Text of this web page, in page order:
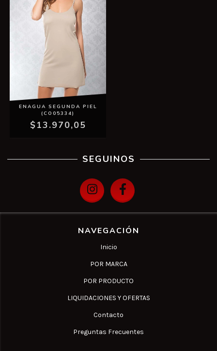
ENAGUA SEGUNDA PIEL
(CO05334)
$13.970,05
SEGUINOS
NAVEGACIÓN
Inicio
POR MARCA
POR PRODUCTO
LIQUIDACIONES Y OFERTAS
Contacto
Preguntas Frecuentes